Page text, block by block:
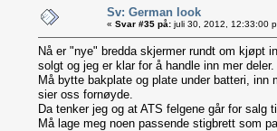
Sv: German look
« Svar #35 på: juli 30, 2012, 12:33:00
Nå er "nye" bredda skjermer rundt om kjøpt
solgt og jeg er klar for å handle inn mer deler.
Må bytte bakplate og plate under batteri,
sier oss fornøyde.
Da tenker jeg og at ATS felgene går for
Må lage meg noen passende stigbrett som